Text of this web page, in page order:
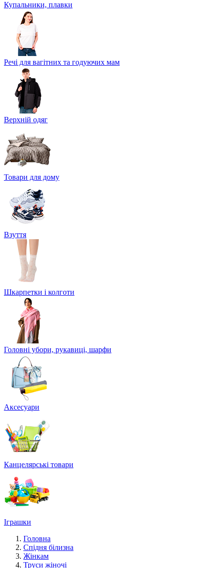
Купальники, плавки
Речі для вагітних та годуючих мам
Верхній одяг
Товари для дому
Взуття
Шкарпетки і колготи
Головні убори, рукавиці, шарфи
Аксесуари
Канцелярські товари
Іграшки
Головна
Спідня білизна
Жінкам
Труси жіночі